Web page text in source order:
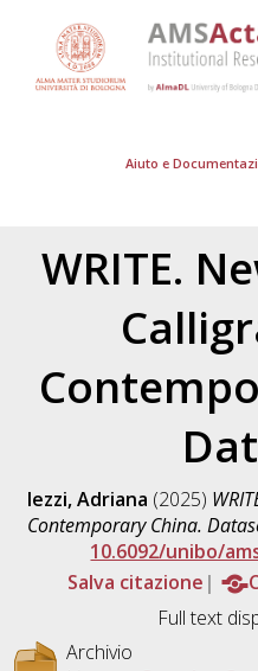
Aiuto e
WRITE.
Iezzi, Adriana (2025)
Contemporary China.
10.6092/unibo/
Salva citazione
Full text
Archivio